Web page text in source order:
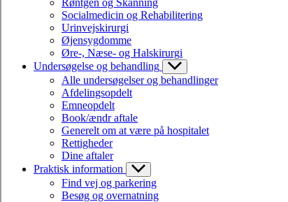
Røntgen og Skanning
Socialmedicin og Rehabilitering
Urinvejskirurgi
Øjensygdomme
Øre-, Næse- og Halskirurgi
Undersøgelse og behandling
Alle undersøgelser og behandlinger
Afdelingsopdelt
Emneopdelt
Book/ændr aftale
Generelt om at være på hospitalet
Rettigheder
Dine aftaler
Praktisk information
Find vej og parkering
Besøg og overnatning